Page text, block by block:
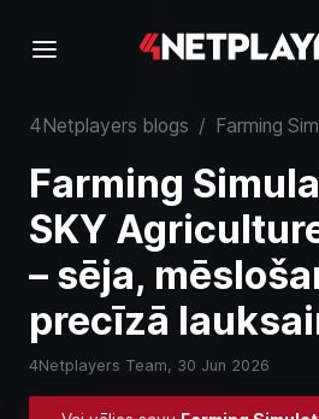
4Netplayers blogs / Farming
Farming
SKY
– sēja,
precīzā
4Netplayers Team, 30 Jun 2026